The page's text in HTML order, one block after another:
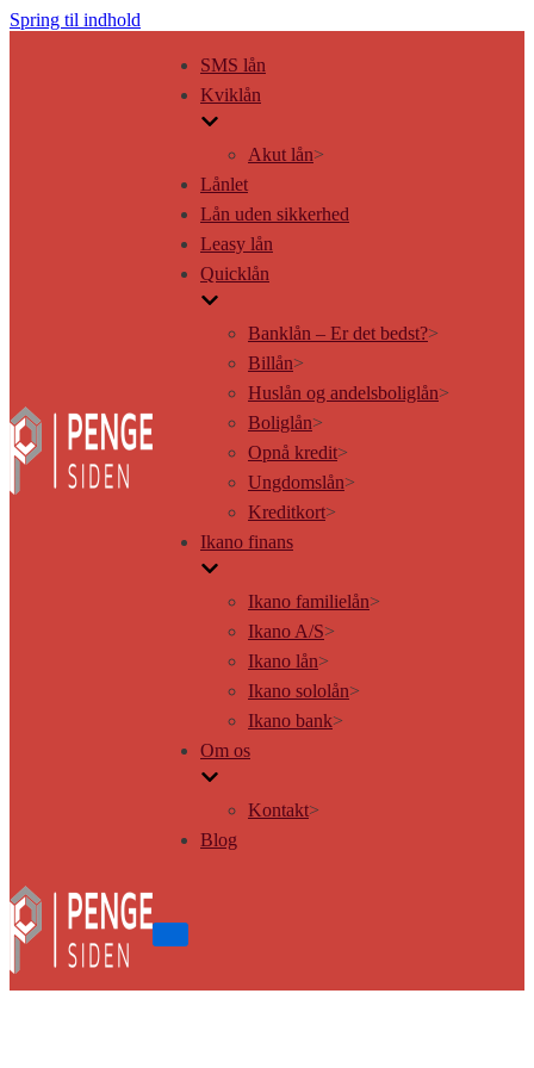
Spring til indhold
SMS lån
Kviklån
Akut lån>
Lånlet
Lån uden sikkerhed
Leasy lån
Quicklån
Banklån – Er det bedst?>
Billån>
Huslån og andelsboliglån>
Boliglån>
Opnå kredit>
Ungdomslån>
Kreditkort>
Ikano finans
Ikano familielån>
Ikano A/S>
Ikano lån>
Ikano sololån>
Ikano bank>
Om os
Kontakt>
Blog
Tænd/sluk